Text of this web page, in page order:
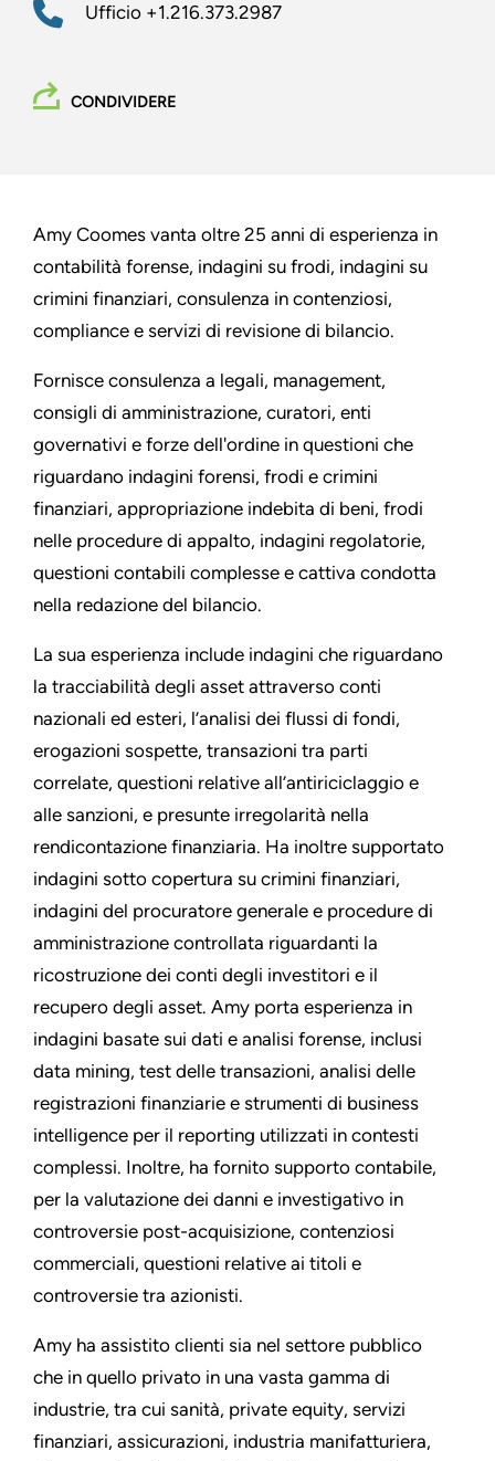
Ufficio +1.216.373.2987
CONDIVIDERE
Amy Coomes vanta oltre 25 anni di esperienza in
contabilità forense, indagini su frodi, indagini su
crimini finanziari, consulenza in contenziosi,
compliance e servizi di revisione di bilancio.
Fornisce consulenza a legali, management,
consigli di amministrazione, curatori, enti
governativi e forze dell'ordine in questioni che
riguardano indagini forensi, frodi e crimini
finanziari, appropriazione indebita di beni, frodi
nelle procedure di appalto, indagini regolatorie,
questioni contabili complesse e cattiva condotta
nella redazione del bilancio.
La sua esperienza include indagini che riguardano
la tracciabilità degli asset attraverso conti
nazionali ed esteri, l’analisi dei flussi di fondi,
erogazioni sospette, transazioni tra parti
correlate, questioni relative all’antiriciclaggio e
alle sanzioni, e presunte irregolarità nella
rendicontazione finanziaria. Ha inoltre supportato
indagini sotto copertura su crimini finanziari,
indagini del procuratore generale e procedure di
amministrazione controllata riguardanti la
ricostruzione dei conti degli investitori e il
recupero degli asset. Amy porta esperienza in
indagini basate sui dati e analisi forense, inclusi
data mining, test delle transazioni, analisi delle
registrazioni finanziarie e strumenti di business
intelligence per il reporting utilizzati in contesti
complessi. Inoltre, ha fornito supporto contabile,
per la valutazione dei danni e investigativo in
controversie post-acquisizione, contenziosi
commerciali, questioni relative ai titoli e
controversie tra azionisti.
Amy ha assistito clienti sia nel settore pubblico
che in quello privato in una vasta gamma di
industrie, tra cui sanità, private equity, servizi
finanziari, assicurazioni, industria manifatturiera,